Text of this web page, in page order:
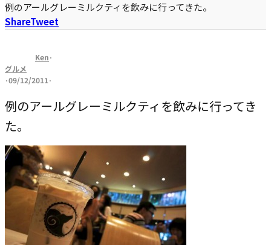
例のアールグレーミルクティを飲みに行ってきた。
ShareTweet
Ken·
グルメ
·09/12/2011·
例のアールグレーミルクティを飲みに行ってき
た。